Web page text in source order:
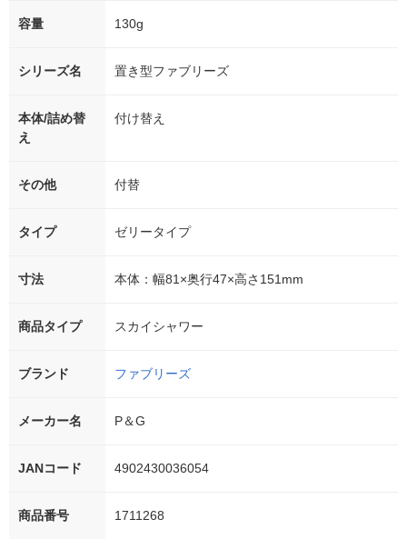
容量 130g
シリーズ名 置き型ファブリーズ
本体/詰め替
え
付け替え
その他 付替
タイプ ゼリータイプ
寸法 本体：幅81×奥行47×高さ151mm
商品タイプ スカイシャワー
ブランド ファブリーズ
メーカー名 P＆G
JANコード 4902430036054
商品番号 1711268